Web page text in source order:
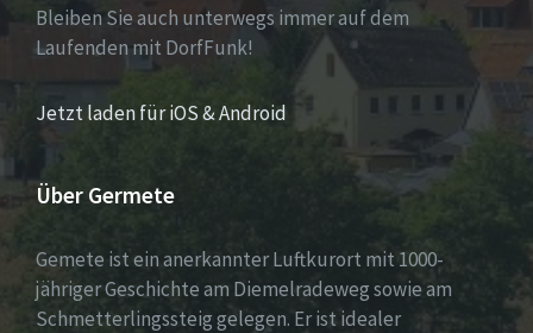
Bleiben Sie auch unterwegs immer auf dem
Laufenden mit DorfFunk!
Jetzt laden für iOS & Android
Über Germete
Gemete ist ein anerkannter Luftkurort mit 1000-
jähriger Geschichte am Diemelradeweg sowie am
Schmetterlingssteig gelegen. Er ist idealer